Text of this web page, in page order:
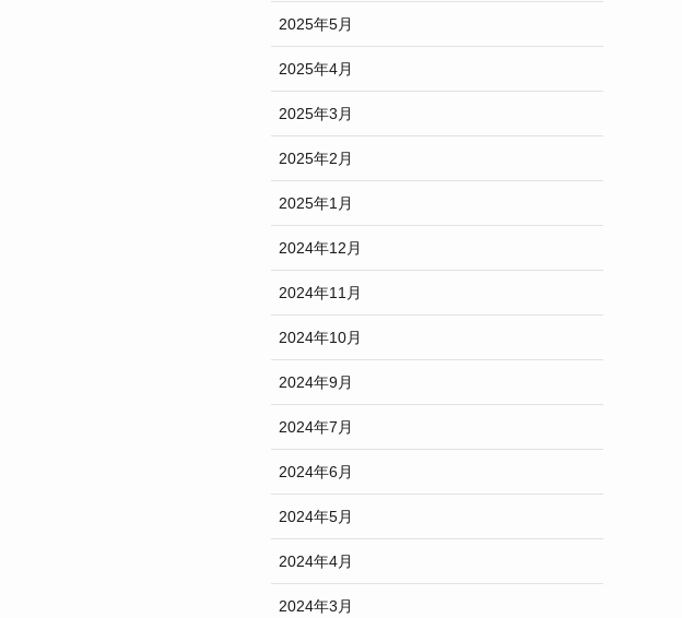
2025年5月
2025年4月
2025年3月
2025年2月
2025年1月
2024年12月
2024年11月
2024年10月
2024年9月
2024年7月
2024年6月
2024年5月
2024年4月
2024年3月